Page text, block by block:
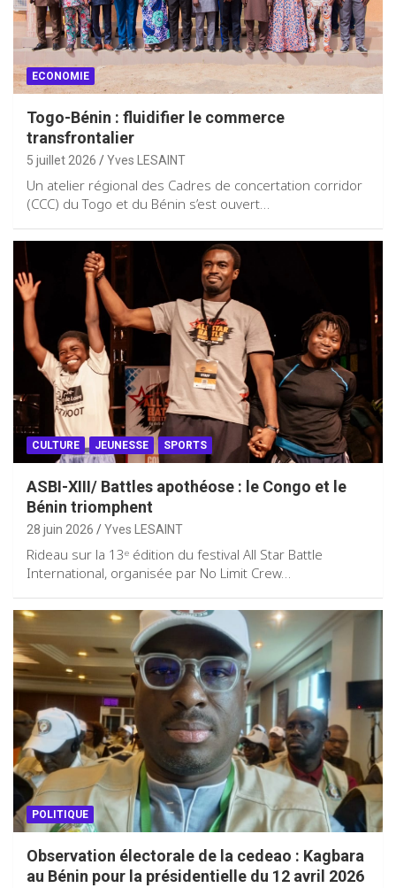
ECONOMIE
Togo-Bénin : fluidifier le commerce
transfrontalier
5 juillet 2026 Yves LESAINT
Un atelier régional des Cadres de concertation corridor
(CCC) du Togo et du Bénin s’est ouvert…
CULTURE JEUNESSE SPORTS
ASBI-XIII/ Battles apothéose : le Congo et le
Bénin triomphent
28 juin 2026 Yves LESAINT
Rideau sur la 13ᵉ édition du festival All Star Battle
International, organisée par No Limit Crew…
POLITIQUE
Observation électorale de la cedeao : Kagbara
au Bénin pour la présidentielle du 12 avril 2026